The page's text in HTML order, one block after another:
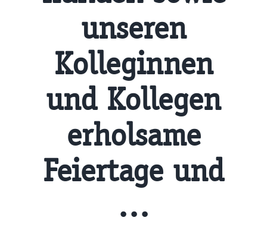
unseren
Kolleginnen
und Kollegen
erholsame
Feiertage und
…